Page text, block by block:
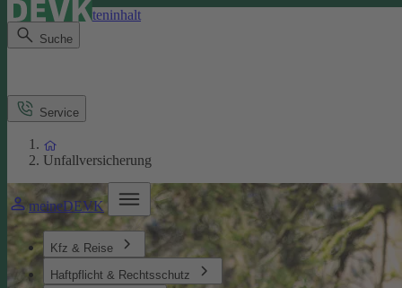
Direkt zum Seiteninhalt
Suche
meineDEVK
Kfz & Reise
Haftpflicht & Rechtsschutz
Service
Unfallversicherung